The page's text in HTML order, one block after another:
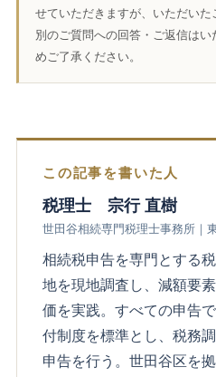
せていただきますが、いただい
別のご質問への回答・ご返信は
めご了承ください。
この記事を書いた人
税理士 宗行 直樹
世田谷相続専門税理士事務所｜
相続税申告を専門とする
地を現地調査し、減額要
価を実践。すべての申告
付制度を標準とし、税務
申告を行う。世田谷区を